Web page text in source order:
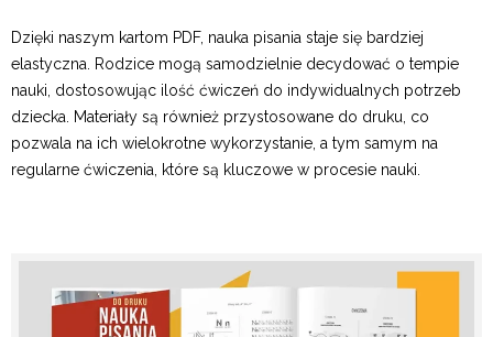
Dzięki naszym kartom PDF, nauka pisania staje się bardziej
elastyczna. Rodzice mogą samodzielnie decydować o tempie
nauki, dostosowując ilość ćwiczeń do indywidualnych potrzeb
dziecka. Materiały są również przystosowane do druku, co
pozwala na ich wielokrotne wykorzystanie, a tym samym na
regularne ćwiczenia, które są kluczowe w procesie nauki.